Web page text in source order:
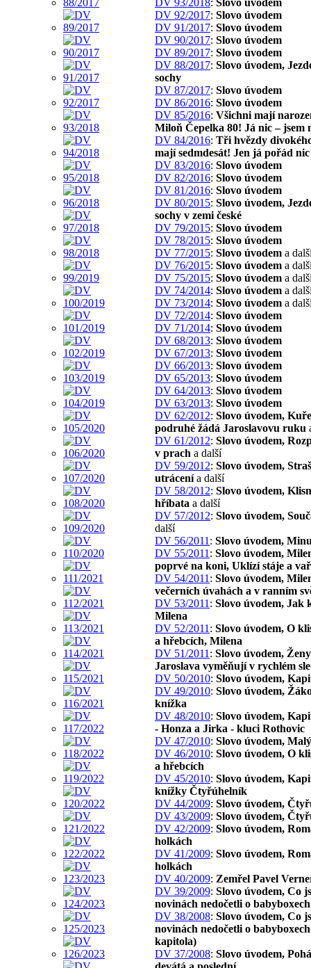
DV 92/2017: Slovo úvodem
DV 91/2017: Slovo úvodem
DV 90/2017: Slovo úvodem
DV 89/2017: Slovo úvodem
DV 88/2017: Slovo úvodem,
sochy
DV 87/2017: Slovo úvodem
DV 86/2016: Slovo úvodem
DV 85/2016: Všichni mají
Miloň Čepelka 80! Já nic – jsem
DV 84/2016: Tři hvězdy
mají sedmdesát! Jen já pořád nic
DV 83/2016: Slovo úvodem
DV 82/2016: Slovo úvodem
DV 81/2016: Slovo úvodem
DV 80/2015: Slovo úvodem,
sochy v zemi české
DV 79/2015: Slovo úvodem
DV 78/2015: Slovo úvodem
DV 77/2015: Slovo úvodem a
DV 76/2015: Slovo úvodem a
DV 75/2015: Slovo úvodem a
DV 74/2014: Slovo úvodem a
DV 73/2014: Slovo úvodem a
DV 72/2014: Slovo úvodem
DV 71/2014: Slovo úvodem
DV 68/2013: Slovo úvodem
DV 67/2013: Slovo úvodem
DV 66/2013: Slovo úvodem
DV 65/2013: Slovo úvodem
DV 64/2013: Slovo úvodem
DV 63/2013: Slovo úvodem
DV 62/2012: Slovo úvodem,
podruhé žádá Jaroslavovu ruku
DV 61/2012: Slovo úvodem,
v prach a další
DV 59/2012: Slovo úvodem,
utrácenía další
DV 58/2012: Slovo úvodem,
hříbata a další
DV 57/2012: Slovo úvodem,
další
DV 56/2011 : Slovo úvodem,
DV 55/2011 : Slovo úvodem,
poprvé na koni, Uklízí stáje a
DV 54/2011 : Slovo úvodem,
večerních úvahách a v ranním
DV 53/2011 : Slovo úvodem, Jak
Milena
DV 52/2011 : Slovo úvodem, O
a hřebcích, Milena
DV 51/2011 : Slovo úvodem,
Jaroslava vyměňují v rychlém
DV 50/2010: Slovo úvodem,
DV 49/2010: Slovo úvodem,
knížka
DV 48/2010: Slovo úvodem,
- Honza a Jirka - kluci Rothovic
DV 47/2010: Slovo úvodem,
DV 46/2010: Slovo úvodem, O
a hřebcích
DV 45/2010: Slovo úvodem,
knížky Čtyřúhelník
DV 44/2009: Slovo úvodem,
DV 43/2009: Slovo úvodem,
DV 42/2009: Slovo úvodem,
holkách
DV 41/2009: Slovo úvodem,
holkách
DV 40/2009: Zemřel Pavel
DV 39/2009: Slovo úvodem, Co
novinách nedočetli o babyboxech
DV 38/2008: Slovo úvodem, Co
novinách nedočetli o
kapitola)
DV 37/2008: Slovo úvodem,